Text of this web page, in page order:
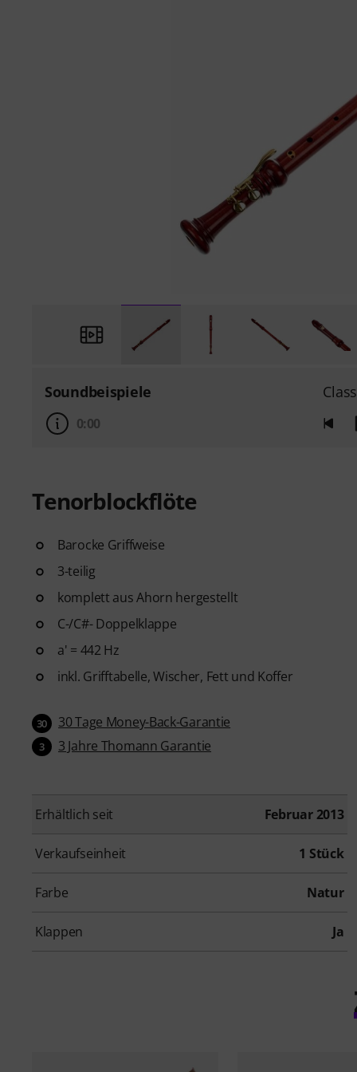
Soundbeispiele
0:00
Tenorblockflöte
Barocke Griffweise
3-teilig
komplett aus Ahorn hergestellt
C-/C#- Doppelklappe
a' = 442 Hz
inkl. Grifftabelle, Wischer, Fett und Koffer
30 30 Tage Money-Back-Garantie
3 3 Jahre Thomann Garantie
Erhältlich seit Februar 2013
Verkaufseinheit 1 Stück
Farbe Natur
Klappen Ja